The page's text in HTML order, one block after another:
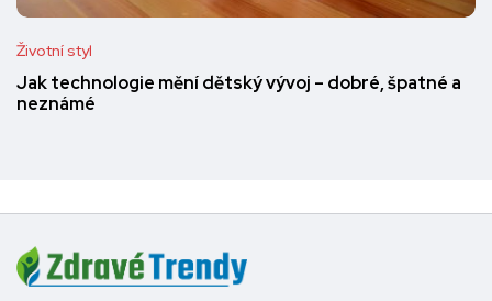
Životní styl
Jak technologie mění dětský vývoj – dobré, špatné a
neznámé